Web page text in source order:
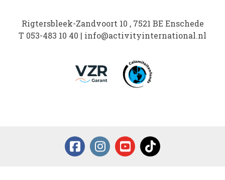
Rigtersbleek-Zandvoort 10 , 7521 BE Enschede
T 053-483 10 40 | info@activityinternational.nl